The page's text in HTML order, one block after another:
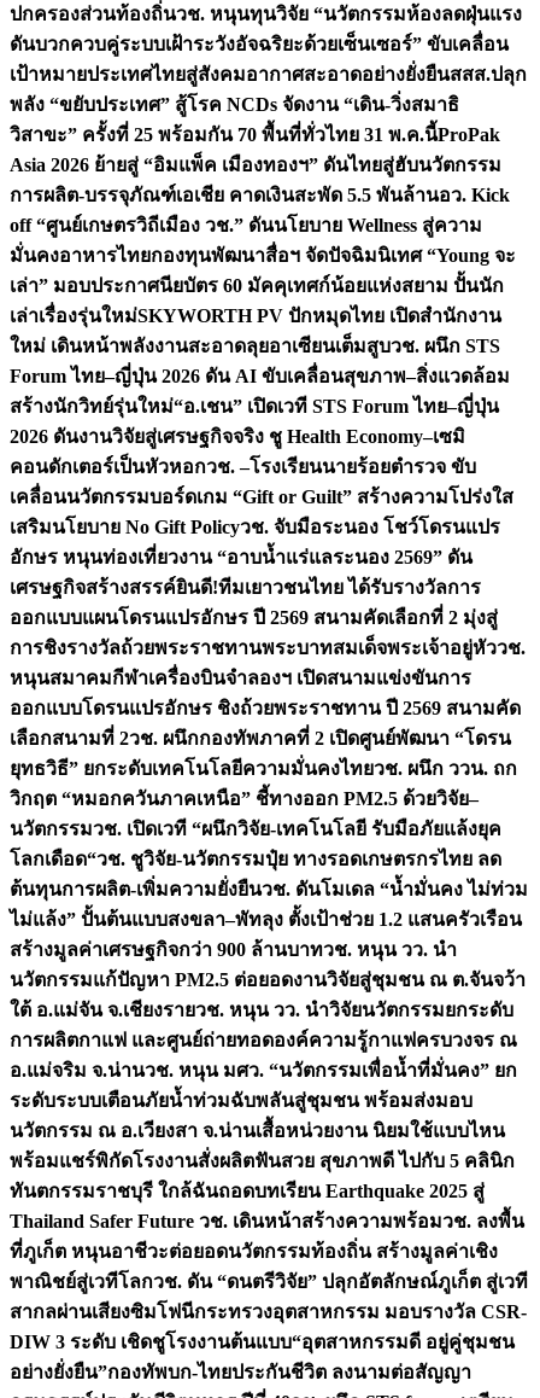
ปกครองส่วนท้องถิ่นวช. หนุนทุนวิจัย “นวัตกรรมห้องลดฝุ่นแรง
ดันบวกควบคู่ระบบเฝ้าระวังอัจฉริยะด้วยเซ็นเซอร์” ขับเคลื่อน
เป้าหมายประเทศไทยสู่สังคมอากาศสะอาดอย่างยั่งยืนสสส.ปลุก
พลัง “ขยับประเทศ” สู้โรค NCDs จัดงาน “เดิน-วิ่งสมาธิ
วิสาขะ” ครั้งที่ 25 พร้อมกัน 70 พื้นที่ทั่วไทย 31 พ.ค.นี้ProPak
Asia 2026 ย้ายสู่ “อิมแพ็ค เมืองทองฯ” ดันไทยสู่ฮับนวัตกรรม
การผลิต-บรรจุภัณฑ์เอเชีย คาดเงินสะพัด 5.5 พันล้านอว. Kick
off “ศูนย์เกษตรวิถีเมือง วช.” ดันนโยบาย Wellness สู่ความ
มั่นคงอาหารไทยกองทุนพัฒนาสื่อฯ จัดปัจฉิมนิเทศ “Young จะ
เล่า” มอบประกาศนียบัตร 60 มัคคุเทศก์น้อยแห่งสยาม ปั้นนัก
เล่าเรื่องรุ่นใหม่SKYWORTH PV ปักหมุดไทย เปิดสำนักงาน
ใหม่ เดินหน้าพลังงานสะอาดลุยอาเซียนเต็มสูบวช. ผนึก STS
Forum ไทย–ญี่ปุ่น 2026 ดัน AI ขับเคลื่อนสุขภาพ–สิ่งแวดล้อม
สร้างนักวิทย์รุ่นใหม่“อ.เชน” เปิดเวที STS Forum ไทย–ญี่ปุ่น
2026 ดันงานวิจัยสู่เศรษฐกิจจริง ชู Health Economy–เซมิ
คอนดักเตอร์เป็นหัวหอกวช. –โรงเรียนนายร้อยตำรวจ ขับ
เคลื่อนนวัตกรรมบอร์ดเกม “Gift or Guilt” สร้างความโปร่งใส
เสริมนโยบาย No Gift Policyวช. จับมือระนอง โชว์โดรนแปร
อักษร หนุนท่องเที่ยวงาน “อาบน้ำแร่แลระนอง 2569” ดัน
เศรษฐกิจสร้างสรรค์ยินดี!ทีมเยาวชนไทย ได้รับรางวัลการ
ออกแบบแผนโดรนแปรอักษร ปี 2569 สนามคัดเลือกที่ 2 มุ่งสู่
การชิงรางวัลถ้วยพระราชทานพระบาทสมเด็จพระเจ้าอยู่หัววช.
หนุนสมาคมกีฬาเครื่องบินจำลองฯ เปิดสนามแข่งขันการ
ออกแบบโดรนแปรอักษร ชิงถ้วยพระราชทาน ปี 2569 สนามคัด
เลือกสนามที่ 2วช. ผนึกกองทัพภาคที่ 2 เปิดศูนย์พัฒนา “โดรน
ยุทธวิธี” ยกระดับเทคโนโลยีความมั่นคงไทยวช. ผนึก ววน. ถก
วิกฤต “หมอกควันภาคเหนือ” ชี้ทางออก PM2.5 ด้วยวิจัย–
นวัตกรรมวช. เปิดเวที “ผนึกวิจัย-เทคโนโลยี รับมือภัยแล้งยุค
โลกเดือด“วช. ชูวิจัย-นวัตกรรมปุ๋ย ทางรอดเกษตรกรไทย ลด
ต้นทุนการผลิต-เพิ่มความยั่งยืนวช. ดันโมเดล “น้ำมั่นคง ไม่ท่วม
ไม่แล้ง” ปั้นต้นแบบสงขลา–พัทลุง ตั้งเป้าช่วย 1.2 แสนครัวเรือน
สร้างมูลค่าเศรษฐกิจกว่า 900 ล้านบาทวช. หนุน วว. นำ
นวัตกรรมแก้ปัญหา PM2.5 ต่อยอดงานวิจัยสู่ชุมชน ณ ต.จันจว้า
ใต้ อ.แม่จัน จ.เชียงรายวช. หนุน วว. นำวิจัยนวัตกรรมยกระดับ
การผลิตกาแฟ และศูนย์ถ่ายทอดองค์ความรู้กาแฟครบวงจร ณ
อ.แม่จริม จ.น่านวช. หนุน มศว. “นวัตกรรมเพื่อน้ำที่มั่นคง” ยก
ระดับระบบเตือนภัยน้ำท่วมฉับพลันสู่ชุมชน พร้อมส่งมอบ
นวัตกรรม ณ อ.เวียงสา จ.น่านเสื้อหน่วยงาน นิยมใช้แบบไหน
พร้อมแชร์พิกัดโรงงานสั่งผลิตฟันสวย สุขภาพดี ไปกับ 5 คลินิก
ทันตกรรมราชบุรี ใกล้ฉันถอดบทเรียน Earthquake 2025 สู่
Thailand Safer Future วช. เดินหน้าสร้างความพร้อมวช. ลงพื้น
ที่ภูเก็ต หนุนอาชีวะต่อยอดนวัตกรรมท้องถิ่น สร้างมูลค่าเชิง
พาณิชย์สู่เวทีโลกวช. ดัน “ดนตรีวิจัย” ปลุกอัตลักษณ์ภูเก็ต สู่เวที
สากลผ่านเสียงซิมโฟนีกระทรวงอุตสาหกรรม มอบรางวัล CSR-
DIW 3 ระดับ เชิดชูโรงงานต้นแบบ“อุตสาหกรรมดี อยู่คู่ชุมชน
อย่างยั่งยืน”กองทัพบก-ไทยประกันชีวิต ลงนามต่อสัญญา